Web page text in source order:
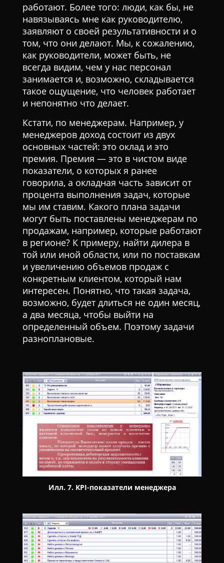
работают. Более того: люди, как бы, не
навязываясь мне как руководителю,
заявляют о своей результативности и о
том, что они делают. Мы, к сожалению,
как руководители, может быть, не
всегда видим, чем у нас персонал
занимается и, возможно, складывается
такое ощущение, что человек работает
и непонятно что делает.
Кстати, по менеджерам. Например, у
менеджеров доход состоит из двух
основных частей: это оклад и это
премия. Премия — это в чистом виде
показатели, о которых я ранее
говорила, а окладная часть зависит от
процента выполнения задач, которые
мы им ставим. Какого плана задачи
могут быть поставлены менеджерам по
продажам, например, которые работают
в регионе? К примеру, найти дилера в
той или иной области, или по поставкам
и увеличению объемов продаж с
конкретным клиентом, который нам
интересен. Понятно, что такая задача,
возможно, будет длиться не один месяц,
а два месяца, чтобы выйти на
определенный объем. Поэтому задачи
разноплановые.
Илл. 7. KPI-показатели менеджера